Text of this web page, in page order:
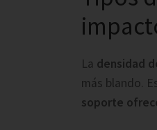
La densidad
más blando.
soporte